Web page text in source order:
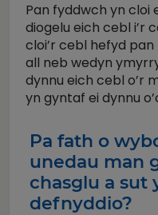
Pan fyddwch yn cloi
diogelu eich cebl i’r
cloi’r cebl hefyd
all neb wedyn
dynnu eich cebl o’r
yn gyntaf ei dynnu
Pa fath o
unedau man
chasglu a sut
defnyddio?